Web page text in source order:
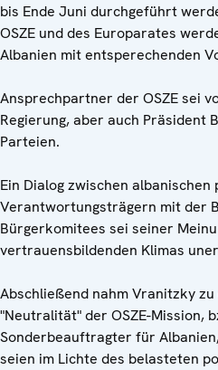
bis Ende Juni durchgeführt
OSZE und des Europarates
Albanien mit entsperechenden
Ansprechpartner der OSZE sei
Regierung, aber auch Präsident
Parteien.
Ein Dialog zwischen albanischen
Verantwortungsträgern mit der
Bürgerkomitees sei seiner
vertrauensbildenden Klimas
Abschließend nahm Vranitzky
"Neutralität" der OSZE-Mission,
Sonderbeauftragter für
seien im Lichte des belasteten